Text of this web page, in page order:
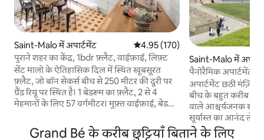
Saint-Malo में अपार्टमेंट औसत रेटिंग 5 में से 4.95, 170 समीक्षाएँ
4.95 (170)
पुराने शहर का केंद्र, 1bdr फ़्लैट, वाईफ़ाई, लिफ़्ट
सेंट मालो के ऐतिहासिक दिल में स्थित खूबसूरत
फ़्लैट, जो बॉन सेकर्स बीच से 250 मीटर की दूरी पर
ग्रैंड रियू पर स्थित है। 1 बेडरूम का फ़्लैट, 2 से 4
मेहमानों के लिए 57 वर्गमीटर। मुफ़्त वाईफ़ाई, बेड
सुसज्जित, जिसमें बच्चा या बच्चा शामिल है। बेबी खाट
उपलब्ध है। पैदल दूरी के भीतर: समुद्र तट, दुकानें,
Saint-Malo में
पैनोरैमिक अपार्टमेंट।
अपार्टमेंट छठी मंज़िल
बीच के बहुत करीब है।
वाले आश्चर्यजनक
सूर्यास्त का आनंद लेने की
के अंत में एक पब और
Grand Bé के करीब छुट्टियाँ बिताने के लिए